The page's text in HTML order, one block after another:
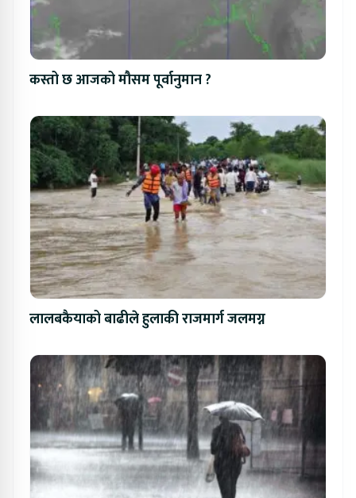
कस्तो छ आजको मौसम पूर्वानुमान ?
लालबकैयाको बाढीले हुलाकी राजमार्ग जलमग्न